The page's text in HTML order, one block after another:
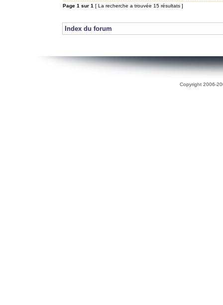
Page 1 sur 1 [ La recherche a trouvée 15 résultats ]
Index du forum
Copyright 2006-